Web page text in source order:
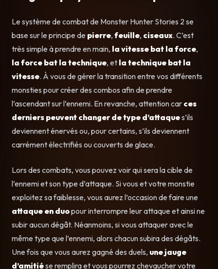
Le système de combat de Monster Hunter Stories 2 se
base sur le principe de pierre, feuille, ciseaux. C’est
très simple à prendre en main, la vitesse bat la force,
la force bat la technique, et la technique bat la
vitesse. À vous de gérer la transition entre vos différents
monsties pour créer des combos afin de prendre
l’ascendant sur l’ennemi. En revanche, attention car ces
derniers peuvent changer de type d’attaques’ils
deviennent énervés ou, pour certains, s’ils deviennent
carrément électrifiés ou couverts de glace.
Lors des combats, vous pouvez voir qui sera la cible de
l’ennemi et son type d’attaque. Si vous et votre monstie
exploitez sa faiblesse, vous aurez l’occasion de faire une
attaque en duopour interrompre leur attaque et ainsi ne
subir aucun dégât. Néanmoins, si vous attaquer avec le
même type que l’ennemi, alors chacun subira des dégâts.
Une fois que vous aurez gagné des duels, une jauge
d’amitiése remplira et vous pourrez chevaucher votre